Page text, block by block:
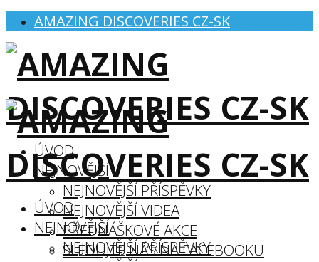
AMAZING DISCOVERIES CZ-SK
ÚVOD
NEJNOVĚJŠÍ
NEJNOVĚJŠÍ PŘÍSPĚVKY
NEJNOVĚJŠÍ VIDEA
PŘEDNÁŠKOVÉ AKCE
SLEDUJTE NÁS NA FACEBOOKU
ÚVOD
NEJNOVĚJŠÍ
NEJNOVĚJŠÍ PŘÍSPĚVKY